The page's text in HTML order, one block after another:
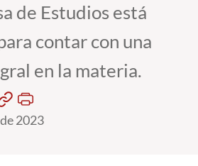
de Estudios está
contar con una
en la materia.
2023